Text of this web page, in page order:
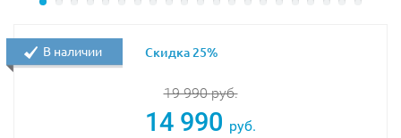
19 990руб.
14 990 руб.
В наличии Скидка 25%